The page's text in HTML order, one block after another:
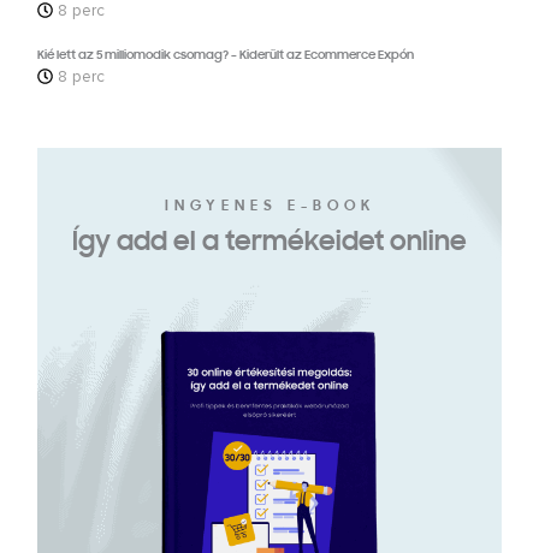
8 perc
Kié lett az 5 milliomodik csomag? – Kiderült az Ecommerce Expón
8 perc
INGYENES E-BOOK
Így add el a termékeidet online